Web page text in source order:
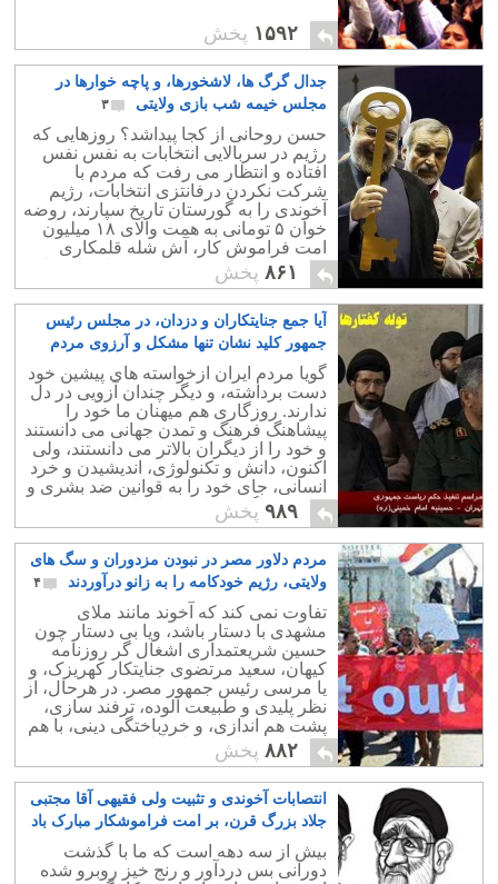
۱۵۹۲ پخش
جدال گرگ ها، لاشخورها، و پاچه خوارها در
مجلس خیمه شب بازی ولایتی
۳
حسن روحانی از کجا پیداشد؟ روزهایی که
رژیم در سربالایی انتخابات به نفس نفس
افتاده و انتظار می رفت که مردم با
شرکت نکردن درفانتزی انتخابات، رژیم
آخوندی را به گورستان تاریخ سپارند، روضه
خوان ۵ تومانی به همت والای ۱۸ میلیون
امت فراموش کار، آش شله قلمکاری
برای مردم پخت که حسن روحانی از میان
آن بیرون آمد.
۸۶۱ پخش
آیا جمع جنایتکاران و دزدان، در مجلس رئیس
جمهور کلید نشان تنها مشکل و آرزوی مردم
ایران بود؟
۱
گویا مردم ایران ازخواسته های پیشین خود
دست برداشته، و دیگر چندان آزویی در دل
ندارند. روزگاری هم میهنان ما خود را
پیشاهنگ فرهنگ و تمدن جهانی می دانستند
و خود را از دیگران بالاتر می دانستند، ولی
اکنون، دانش و تکنولوژی، اندیشیدن و خرد
انسانی، جای خود را به قوانین ضد بشری و
دست و پاگیر اسلامی داده است.
۹۸۹ پخش
مردم دلاور مصر در نبودن مزدوران و سگ های
ولایتی، رژیم خودکامه را به زانو درآوردند
۴
تفاوت نمی کند که آخوند مانند ملای
مشهدی با دستار باشد، ویا بی دستار چون
حسین شریعتمداری اشغال گر روزنامه
کیهان، سعید مرتضوی جنایتکار کهریزک، و
یا مرسی رئیس جمهور مصر. در هرحال، از
نظر پلیدی و طبیعت آلوده، ترفند سازی،
پشت هم اندازی، و خردباختگی دینی، با هم
یکسانند و تفاوتی میان آنان دیده نمی شود.
۸۸۲ پخش
انتصابات آخوندی و تثبیت ولی فقیهی آقا مجتبی
جلاد بزرگ قرن، بر امت فراموشکار مبارک باد
بیش از سه دهه است که ما با گذشت
دورانی بس دردآور و رنج خیز روبرو شده